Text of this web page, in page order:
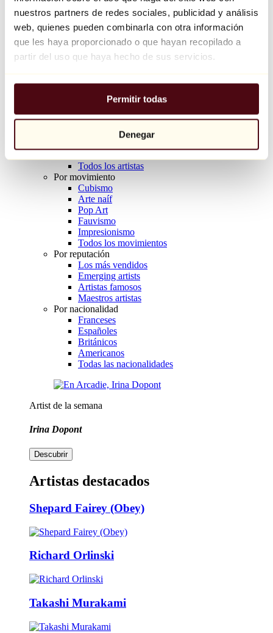
nuestros partners de redes sociales, publicidad y análisis
web, quienes pueden combinarla con otra información
que les haya proporcionado o que hayan recopilado a
partir del uso que haya hecho de sus servicios.
Permitir todas
Denegar
Balloon Dog (Orange)
Jeff Koons
10.000 €
Explorar
Todos los escultores
Todos los fotógrafos
Todos los artistas
Por movimiento
Cubismo
Arte naíf
Pop Art
Fauvismo
Impresionismo
Todos los movimientos
Por reputación
Los más vendidos
Emerging artists
Artistas famosos
Maestros artistas
Por nacionalidad
Franceses
Españoles
Británicos
Americanos
Todas las nacionalidades
Artist de la semana
Irina Dopont
Descubrir
Artistas destacados
Shepard Fairey (Obey)
Richard Orlinski
Takashi Murakami